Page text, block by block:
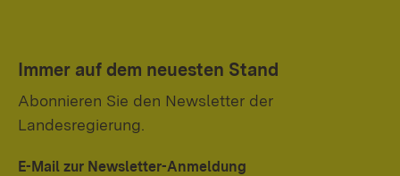
Immer auf dem neuesten Stand
Abonnieren Sie den Newsletter der
Landesregierung.
E-Mail zur Newsletter-Anmeldung